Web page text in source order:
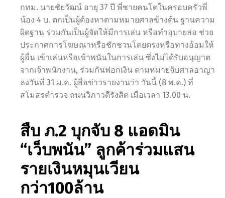
กทม. นายชัยวัฒน์ อายุ 37 ปี พี่ชายคนโตในครอบครัวพี่
น้อง 4 บ. ตกเป็นผู้ต้องหาตามหมายศาลข้างต้น ฐานความ
ผิดฐาน ร่วมกันเป็นผู้จัดให้มีการเล่น หรือทำอุบายล่อ ช่วย
ประกาศการโฆษณาหรือชักชวนโดยตรงหรือทางอ้อมให้
ผู้อื่น เข้าเล่นหรือเข้าพนันในการเล่น ซึ่งไม่ได้รับอนุญาต
จากเจ้าพนักงาน, ร่วมกันฟอกเงิน ตามหมายจับศาลอาญา
ลงวันที่ 31 ม.ค. ผู้สื่อข่าวรายงานว่า วันนี้ (8 พ.ค.) ที่
สโมสรตำรวจ ถนนวิภาวดีรังสิต เมื่อเวลา 13.00 น.
สืบ ภ.2 บุกจับ 8 แอดมิน
“เว็บพนัน” ลูกค้าร่วมแสน
รายเงินหมุนเวียน
กว่า100ล้าน